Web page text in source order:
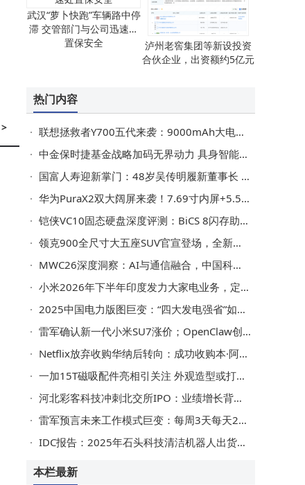
>
武汉“萝卜快跑”车辆路中停
滞 交管部门与公司迅速处
置保安全
泸州老窖集团等新设投资
合伙企业，出资额约5亿元
热门内容
联想拯救者Y700五代来袭：9000mAh大电池配骁龙8E5，游戏平板新选择？
中金保时捷基金战略加码无界动力 具身智能赛道迎来产业资本新动能
国富人寿迎新掌门：48岁吴传明履新董事长 曾任职广西监管局要职
华为PuraX2双大阔屏来袭！7.69寸内屏+5.5寸外屏，提前半年狙击iPhone Fold
铠侠VC10固态硬盘深度评测：BiCS 8闪存助力，性能与低温完美平衡
领克900全尺寸大五座SUV官宣登场，全新日冕金车色引领新潮流
MWC26深度洞察：AI与通信融合，中国科技引领全球智能新未来
小米2026年下半年印度发力大家电业务，定制产品适配本土需求待亮相
2025中国电力版图巨变：“四大发电强省”如何为AI时代注入澎湃动能？
雷军确认新一代小米SU7涨价；OpenClaw创始人盼百度助力开发
Netflix放弃收购华纳后转向：成功收购本·阿弗莱克AI影视技术公司InterPositive
一加15T磁吸配件亮相引关注 外观造型或打破横向大矩阵传闻？
河北彩客科技冲刺北交所IPO：业绩增长背后关联采购引关注
雷军预言未来工作模式巨变：每周3天每天2小时，AI引领就业市场新变革
IDC报告：2025年石头科技清洁机器人出货580万台，稳坐全球扫地机市场头把交椅
本栏最新